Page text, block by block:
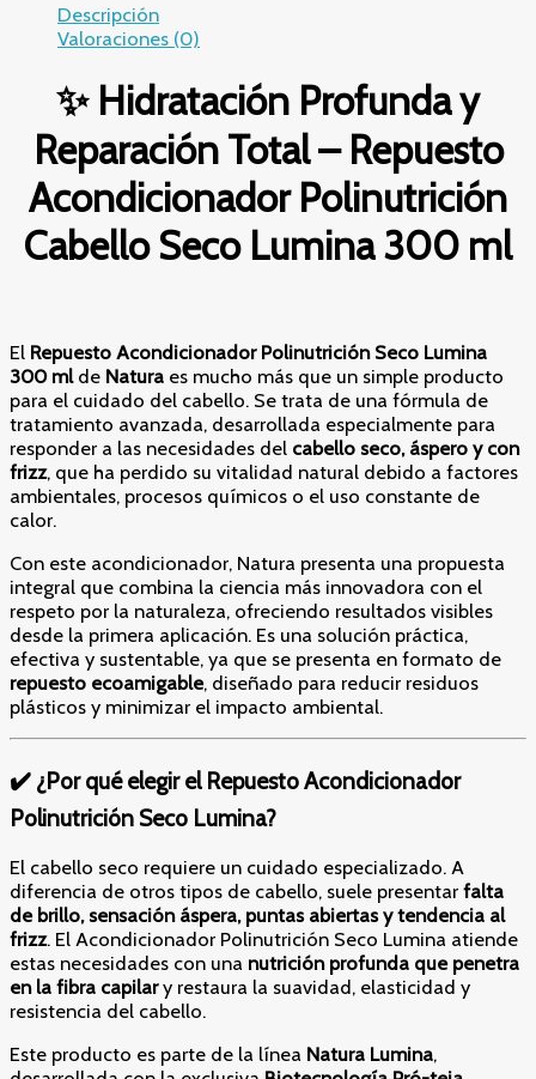
Repuesto
Polinutrición
Cabello
Seco
Lumina
300
ml
cantidad
Descripción
Valoraciones (0)
✨ Hidratación Profunda y
Reparación Total – Repuesto
Acondicionador Polinutrición
Cabello Seco Lumina 300 ml
El Repuesto Acondicionador Polinutrición Seco Lumina
300 mlde Natura es mucho más que un simple producto
para el cuidado del cabello. Se trata de una fórmula de
tratamiento avanzada, desarrollada especialmente para
responder a las necesidades del cabello seco, áspero y con
frizz, que ha perdido su vitalidad natural debido a factores
ambientales, procesos químicos o el uso constante de
calor.
Con este acondicionador, Natura presenta una propuesta
integral que combina la ciencia más innovadora con el
respeto por la naturaleza, ofreciendo resultados visibles
desde la primera aplicación. Es una solución práctica,
efectiva y sustentable, ya que se presenta en formato de
repuesto ecoamigable, diseñado para reducir residuos
plásticos y minimizar el impacto ambiental.
✔️ ¿Por qué elegir el Repuesto Acondicionador
Polinutrición Seco Lumina?
El cabello seco requiere un cuidado especializado. A
diferencia de otros tipos de cabello, suele presentar falta
de brillo, sensación áspera, puntas abiertas y tendencia al
frizz. El Acondicionador Polinutrición Seco Lumina atiende
estas necesidades con una nutrición profunda que penetra
en la fibra capilary restaura la suavidad, elasticidad y
resistencia del cabello.
Este producto es parte de la línea Natura Lumina,